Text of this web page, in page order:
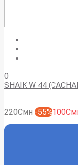
0
SHAIK W 44
220Смн -55%